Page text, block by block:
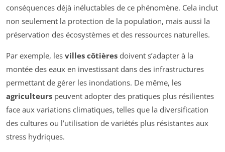
conséquences déjà inéluctables de ce phénomène. Cela inclut
non seulement la protection de la population, mais aussi la
préservation des écosystèmes et des ressources naturelles.
Par exemple, les villes côtières doivent s’adapter à la
montée des eaux en investissant dans des infrastructures
permettant de gérer les inondations. De même, les
agriculteurs peuvent adopter des pratiques plus résilientes
face aux variations climatiques, telles que la diversification
des cultures ou l’utilisation de variétés plus résistantes aux
stress hydriques.